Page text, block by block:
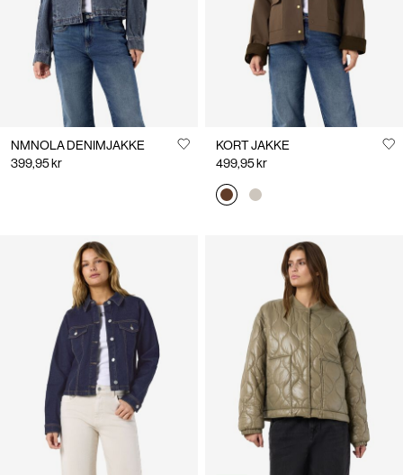
NMNOLA DENIMJAKKE
399,95 kr
KORT JAKKE
499,95 kr